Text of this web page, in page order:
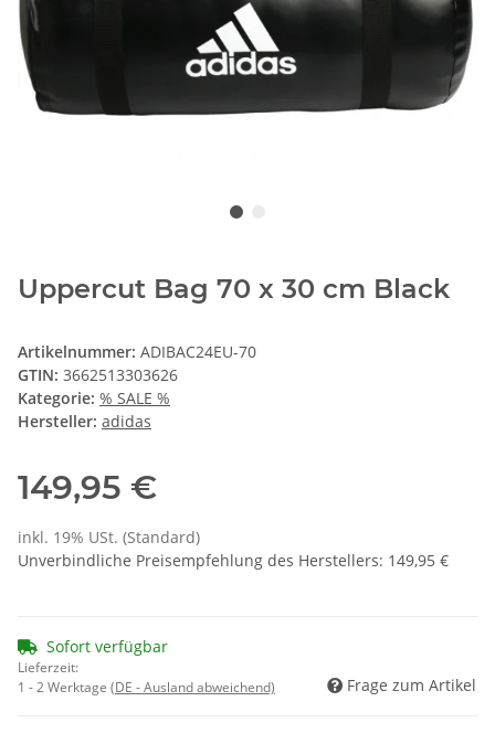
Uppercut Bag 70 x 30 cm Black
Artikelnummer: ADIBAC24EU-70
GTIN: 3662513303626
Kategorie: % SALE %
Hersteller: adidas
149,95 €
inkl. 19% USt. (Standard)
Unverbindliche Preisempfehlung des Herstellers: 149,95 €
Sofort verfügbar
Lieferzeit:
1 - 2 Werktage (DE - Ausland abweichend) Frage zum Artikel